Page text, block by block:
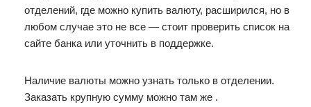
отделений, где можно купить валюту, расширился, но в
любом случае это не все — стоит проверить список на
сайте банка или уточнить в поддержке.
Наличие валюты можно узнать только в отделении.
Заказать крупную сумму можно там же .